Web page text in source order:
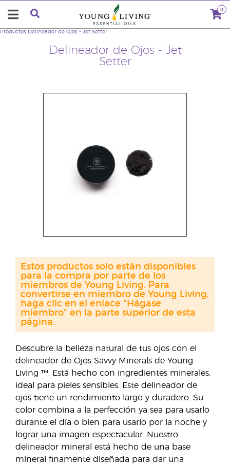
0
Delineador de Ojos - Jet
Setter
Productos Delineador de Ojos - Jet Setter
Descubre la belleza natural de tus ojos con el
delineador de Ojos Savvy Minerals de Young
Living ™. Está hecho con ingredientes minerales,
ideal para pieles sensibles. Este delineador de
ojos tiene un rendimiento largo y duradero. Su
color combina a la perfección ya sea para usarlo
durante el día o bien para usarlo por la noche y
lograr una imagen espectacular. Nuestro
delineador mineral está hecho de una base
mineral finamente diseñada para dar una
Estos productos solo están disponibles
para la compra por parte de los
miembros de Young Living. Para
convertirse en miembro de Young Living,
haga clic en el enlace "Hágase
miembro" en la parte superior de esta
página.